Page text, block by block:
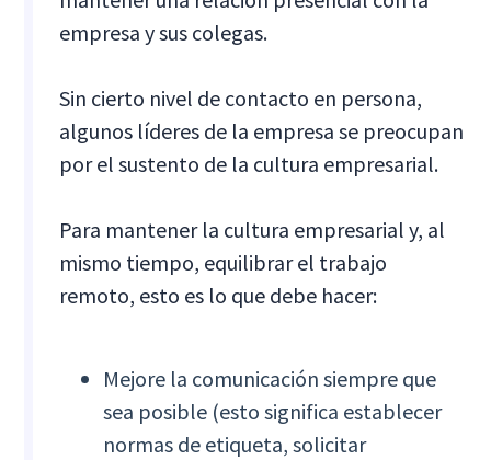
empresa y sus colegas.
Sin cierto nivel de contacto en persona,
algunos líderes de la empresa se preocupan
por el sustento de la cultura empresarial.
Para mantener la cultura empresarial y, al
mismo tiempo, equilibrar el trabajo
remoto, esto es lo que debe hacer:
Mejore la comunicación siempre que
sea posible (esto significa establecer
normas de etiqueta, solicitar